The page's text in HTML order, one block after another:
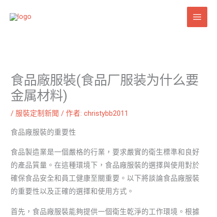
食品廠服裝(食品厂服装为什么要
金属材料)
/ 服裝定制新聞 / 作者:christybb2011
食品廠服裝的重要性
食品製造業是一個嚴格的行業，要求嚴實的衛生標準和良好
的產品質量。在這種環境下，食品廠服裝的選擇與使用對於
確保食品安全和員工健康至關重要。以下將談論食品廠服裝
的重要性以及正確的選擇和使用方式。
首先，食品廠服裝能夠提供一個衛生乾淨的工作環境。根據